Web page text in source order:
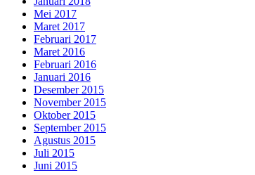
Mei 2017
Maret 2017
Februari 2017
Maret 2016
Februari 2016
Januari 2016
Desember 2015
November 2015
Oktober 2015
September 2015
Agustus 2015
Juli 2015
Juni 2015